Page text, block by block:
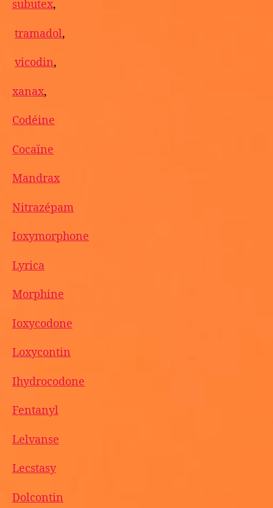
subutex,
tramadol,
vicodin,
xanax,
Codéine
Cocaïne
Mandrax
Nitrazépam
Ioxymorphone
Lyrica
Morphine
Ioxycodone
Loxycontin
Ihydrocodone
Fentanyl
Lelvanse
Lecstasy
Dolcontin